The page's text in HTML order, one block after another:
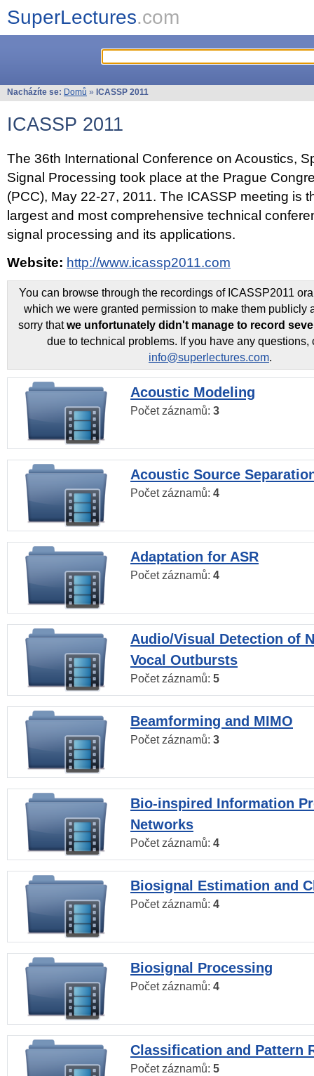
SuperLectures.com
Nacházíte se: Domů » ICASSP 2011
ICASSP 2011
The 36th International Conference on Acoustics,
Signal Processing took place at the Prague
(PCC), May 22-27, 2011. The ICASSP meeting is
largest and most comprehensive technical
signal processing and its applications.
Website: http://www.icassp2011.com
You can browse through the recordings of ICASSP2011
which we were granted permission to make them publicly
sorry thatwe unfortunately didn't manage to record
due to technical problems. If you have any questions,
info@superlectures.com.
Acoustic Modeling
Počet záznamů: 3
Acoustic Source
Počet záznamů: 4
Adaptation for ASR
Počet záznamů: 4
Audio/Visual Detection of
Vocal Outbursts
Počet záznamů: 5
Beamforming and MIMO
Počet záznamů: 3
Bio-inspired Information
Networks
Počet záznamů: 4
Biosignal Estimation and
Počet záznamů: 4
Biosignal Processing
Počet záznamů: 4
Classification and Pattern
Počet záznamů: 5